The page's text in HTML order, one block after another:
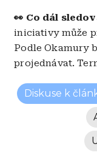
👀 Co dál
iniciativy může
Podle Okamury
projednávat.
Diskuse k